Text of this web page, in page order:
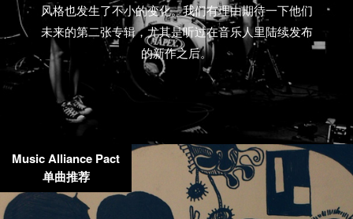
风格也发生了不小的变化。我们有理由期待一下他们
未来的第二张专辑，尤其是听过在音乐人里陆续发布
的新作之后。
Music Alliance Pact
单曲推荐